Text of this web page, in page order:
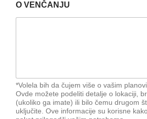
E
N
O VENČANJU
*Volela bih da čujem više o vašim
Ovde možete podeliti detalje o lokaciji,
(ukoliko ga imate) ili bilo čemu drugom
uključite. Ove informacije su korisne